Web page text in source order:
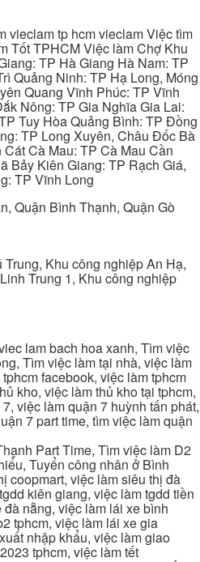
vieclam tp hcm vieclam Việc tìm
Tốt TPHCM Việc làm Chợ Khu
TP Hà Giang Hà Nam: TP
Quảng Ninh: TP Hạ Long, Móng
Quang Vĩnh Phúc: TP Vĩnh
Nông: TP Gia Nghĩa Gia Lai:
Tuy Hòa Quảng Bình: TP Đồng
TP Long Xuyên, Châu Đốc Bà
Cà Mau: TP Cà Mau Cần
Bảy Kiên Giang: TP Rạch Giá,
TP Vĩnh Long
Quận Bình Thạnh, Quận Gò
Khu công nghiệp An Hạ,
Trung 1, Khu công nghiệp
lam bach hoa xanh, Tìm việc
Tìm việc làm tại nhà, việc làm
facebook, việc làm tphcm
kho, việc làm thủ kho tại tphcm,
việc làm quận 7 huỳnh tấn phát,
7 part time, tìm việc làm quận
Part Time, Tìm việc làm D2
Tuyển công nhân ở Bình
coopmart, việc làm siêu thị đà
kiên giang, việc làm tgdd tiền
nẵng, việc làm lái xe bình
tphcm, việc làm lái xe gia
nhập khẩu, việc làm giao
tphcm, việc làm tết